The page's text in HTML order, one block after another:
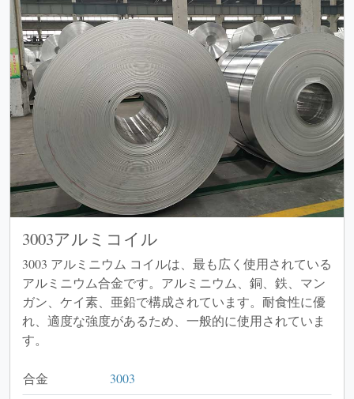
3003アルミコイル
3003 アルミニウム コイルは、最も広く使用されている
アルミニウム合金です。アルミニウム、銅、鉄、マン
ガン、ケイ素、亜鉛で構成されています。耐食性に優
れ、適度な強度があるため、一般的に使用されていま
す。
合金
3003